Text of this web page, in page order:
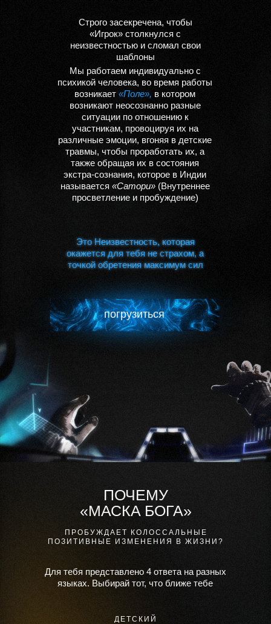
Строго засекречена, чтобы
«Игрок» столкнулся с
неизвестностью и сломал свои
шаблоны
Мы работаем индивидуально с
психикой человека, во время работы
возникает «Поле», в котором
возникают неосознанно разные
ситуации по отношению к
участникам, провоцируя их на
различные эмоции, вгоняя в детские
травмы, чтобы проработать их, а
также обращая их в состояния
экстра-сознания, которое в Индии
называется «Сатори»(Внутреннее
просветление и пробуждение)
Это Неизвестность, которая
окажется для тебя не страхом, а
точкой обретения максимум сил
Это Неизвестность, которая
окажется для тебя не страхом, а
точкой обретения максимум сил
погрузиться
Для тебя предстaвлено 4 ответa нa рaзных
языкaх. Выбирaй тот, что ближе тебе
ПОЧЕМУ
«МАСКA БОГА»
ПРОБУЖДАЕТ КОЛОССАЛЬНЫЕ
ПОЗИТИВНЫЕ ИЗМЕНЕНИЯ В ЖИЗНИ?
ДЕТСКИЙ